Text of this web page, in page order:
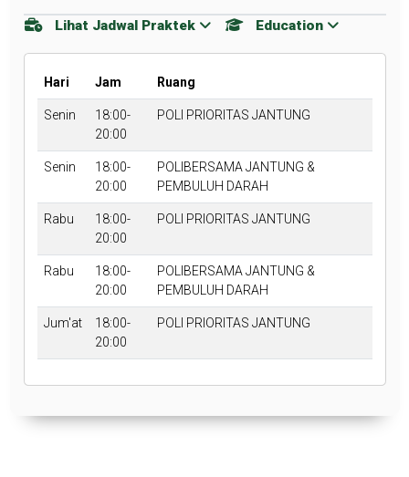
Lihat Jadwal Praktek Education
Hari Jam Ruang
Senin
18:00-
20:00
POLI PRIORITAS JANTUNG
Senin
18:00-
20:00
POLIBERSAMA JANTUNG &
PEMBULUH DARAH
Rabu
18:00-
20:00
POLI PRIORITAS JANTUNG
Rabu
18:00-
20:00
POLIBERSAMA JANTUNG &
PEMBULUH DARAH
Jum'at
18:00-
20:00
POLI PRIORITAS JANTUNG